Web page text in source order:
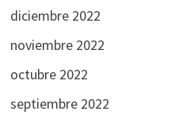
diciembre 2022
noviembre 2022
octubre 2022
septiembre 2022